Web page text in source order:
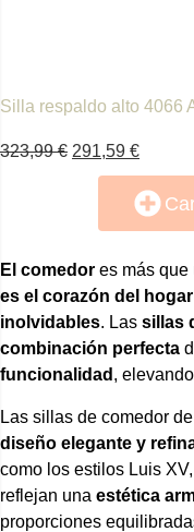
Silla respaldo alto 4066
323,99€ 291,59 €
El comedor es más que
es el corazón del
inolvidables. Las sillas
combinación perfecta
funcionalidad ,
Las sillas de comedor
diseño elegante y
como los estilos Luis
reflejan una estética
proporciones